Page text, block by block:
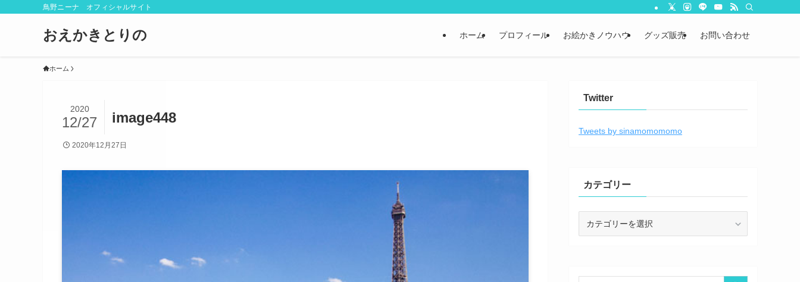
鳥野ニーナ オフィシャルサイト
おえかきとりの ホーム プロフィール お絵かきノウハウ グッズ販売 お問い合わせ
ホーム
image448
2020
12/27
2020年12月27日
Twitter
Tweets by sinamomomomo
カテゴリー